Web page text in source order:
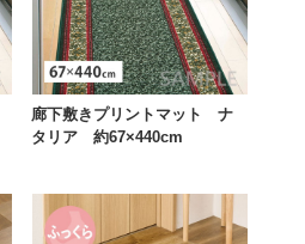
廊下敷きプリントマット ナ
タリア 約67×440cm